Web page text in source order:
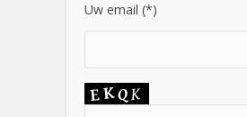
Uw email (*)